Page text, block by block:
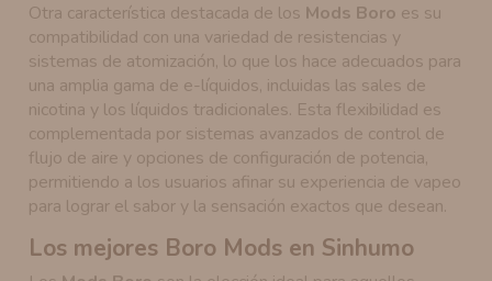
Otra característica destacada de los Mods Boro es su
compatibilidad con una variedad de resistencias y
sistemas de atomización, lo que los hace adecuados para
una amplia gama de e-líquidos, incluidas las sales de
nicotina y los líquidos tradicionales. Esta flexibilidad es
complementada por sistemas avanzados de control de
flujo de aire y opciones de configuración de potencia,
permitiendo a los usuarios afinar su experiencia de vapeo
para lograr el sabor y la sensación exactos que desean.
Los mejores Boro Mods en Sinhumo